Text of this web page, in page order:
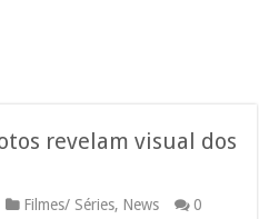
revelam visual dos
Filmes/ Séries, News 0